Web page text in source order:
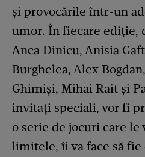
și provocările într-un
umor. În fiecare ediție,
Anca Dinicu, Anisia
Burghelea, Alex
Ghimiși, Mihai Rait și
invitați speciali, vor fi
o serie de jocuri care le
limitele, îi va face să fie